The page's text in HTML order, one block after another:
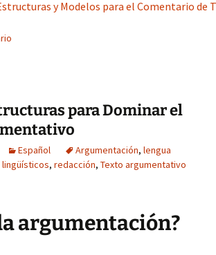
y Modelos para el Comentario de
para Dominar el
Español Argumentación, lengua
, redacción, Texto argumentativo
argumentación?